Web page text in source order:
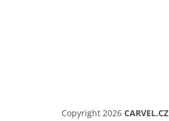
Copyright 2026 CARVEL.CZ